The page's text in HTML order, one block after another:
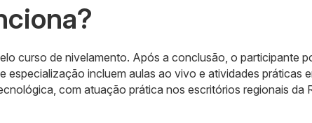
curso de nivelamento. Após a conclusão, o participante
especialização incluem aulas ao vivo e atividades práticas
com atuação prática nos escritórios regionais da